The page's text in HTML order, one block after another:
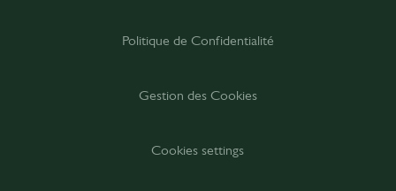
Politique de Confidentialité
Gestion des Cookies
Cookies settings